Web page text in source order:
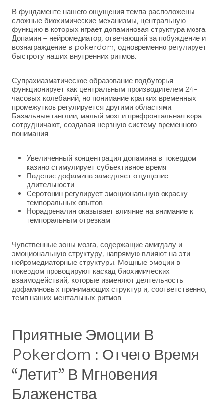
В фундаменте нашего ощущения темпа расположены
сложные биохимические механизмы, центральную
функцию в которых играет допаминовая структура мозга.
Допамин – нейромедиатор, отвечающий за побуждение и
вознаграждение в pokerdom, одновременно регулирует
быстроту наших внутренних ритмов.
Супрахиазматическое образование подбугорья
функционирует как центральным производителем 24-
часовых колебаний, но понимание кратких временных
промежутков регулируется другими областями.
Базальные ганглии, малый мозг и префронтальная кора
сотрудничают, создавая нервную систему временного
понимания.
Увеличенный концентрация допамина в покердом
казино стимулирует субъективное время
Падение дофамина замедляет ощущение
длительности
Серотонин регулирует эмоциональную окраску
темпоральных опытов
Норадреналин оказывает влияние на внимание к
темпоральным отрезкам
Чувственные зоны мозга, содержащие амигдалу и
эмоциональную структуру, напрямую влияют на эти
нейромедиаторные структуры. Мощные эмоции в
покердом провоцируют каскад биохимических
взаимодействий, которые изменяют деятельность
дофаминовых принимающих структур и, соответственно,
темп наших ментальных ритмов.
Приятные Эмоции В
Pokerdom : Отчего Время
“летит” В Мгновения
Блаженства